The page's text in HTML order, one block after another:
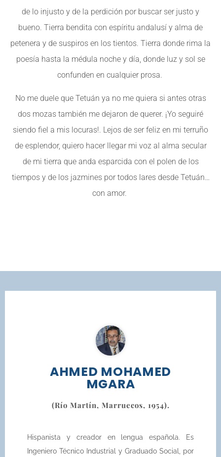
de lo injusto y de la perdición por buscar ser justo y
bueno. Tierra bendita con espíritu andalusí y alma de
petenera y de suspiros en los tientos. Tierra donde rima la
poesía hasta la médula noche y día, donde luz y sol se
confunden en cualquier prosa.
No me duele que Tetuán ya no me quiera si antes otras
dos mozas también me dejaron de querer. ¡Yo seguiré
siendo fiel a mis locuras!. Lejos de ser feliz en mi terruño
de esplendor, quiero hacer llegar mi voz al alma secular
de mi tierra que anda esparcida con el polen de los
tiempos y de los jazmines por todos lares desde Tetuán…
con amor.
AHMED MOHAMED
MGARA
(Río Martín, Marruecos, 1954).
Hispanista y creador en lengua española. Es
Ingeniero Técnico Industrial y Graduado Social, por